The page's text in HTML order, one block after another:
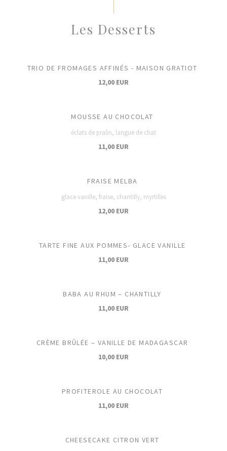
Les Desserts
TRIO DE FROMAGES AFFINÉS - MAISON GRATIOT
12,00 EUR
MOUSSE AU CHOCOLAT
éclats de pralin, langue de chat
11,00 EUR
FRAISE MELBA
glace vanille, fraise, chantilly, myrtilles
12,00 EUR
TARTE FINE AUX POMMES- GLACE VANILLE
11,00 EUR
BABA AU RHUM – CHANTILLY
11,00 EUR
CRÈME BRÛLÉE – VANILLE DE MADAGASCAR
10,00 EUR
PROFITEROLE AU CHOCOLAT
11,00 EUR
CHEESECAKE CITRON VERT